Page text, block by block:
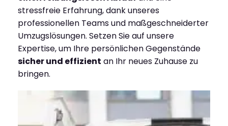
stressfreie Erfahrung, dank unseres
professionellen Teams und maßgeschneiderter
Umzugslösungen. Setzen Sie auf unsere
Expertise, um Ihre persönlichen Gegenstände
sicher und effizient an Ihr neues Zuhause zu
bringen.